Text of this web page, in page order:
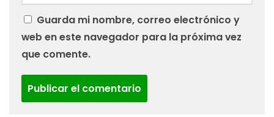
Guarda mi nombre, correo electrónico y
web en este navegador para la próxima vez
que comente.